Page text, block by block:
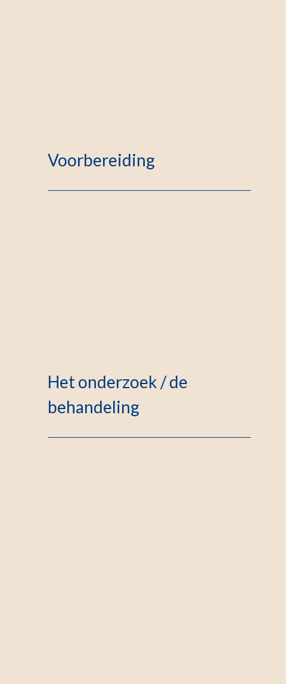
Voorbereiding
Het onderzoek / de
behandeling